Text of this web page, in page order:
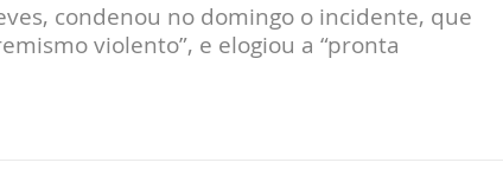
condenou no domingo o incidente, que
violento”, e elogiou a “pronta